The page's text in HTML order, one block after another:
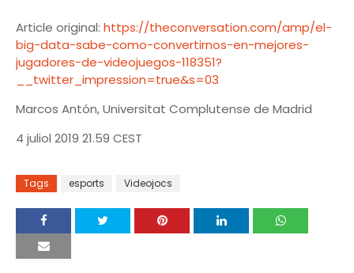
Article original: https://theconversation.com/amp/el-
big-data-sabe-como-convertirnos-en-mejores-
jugadores-de-videojuegos-118351?
__twitter_impression=true&s=03
Marcos Antón, Universitat Complutense de Madrid
4 juliol 2019 21.59 CEST
Tags esports Videojocs